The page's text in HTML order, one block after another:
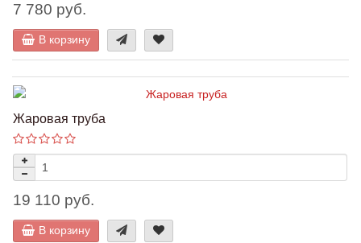
7 780 руб.
В корзину
Жаровая труба
19 110 руб.
В корзину